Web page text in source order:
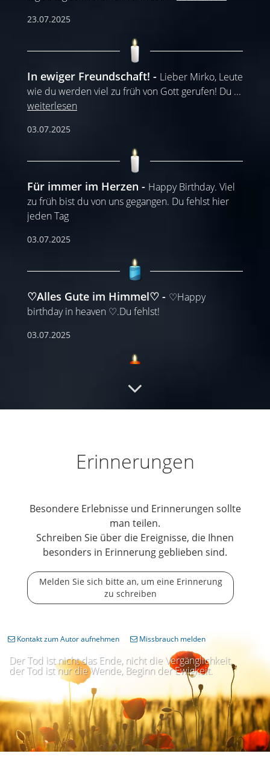
23.07.2025
In ewiger Freundschaft!
Lieber Mirko, Leute
wie du werden viel zu früh von Gott gerufen! Du ...
weiterlesen
03.07.2025
Für immer im Herzen
Happy Birthday. Viel
zu früh bist du von uns gegangen. Du fehlst hier
jeden Tag
03.07.2025
♡Alles Gute im Himmel♡
♡Happy
birthday in heaven ♡.Du fehlst!
03.07.2025
Papa ich liebe dich über
alles und vermisse dich jeder tag ohne dich ist...
Unvergessen!
Ein ganz lieber Kerl musste viel
zu früh gehen! Du wirst mir sehr fehlen.
13.05.2025
Erinnerungen
Besondere Erlebnisse und Erinnerungen sollte
man teilen.
Schreiben Sie über die Ereignisse, die Ihnen
besonders in Erinnerung geblieben sind.
Melden Sie sich bitte an, um eine Erinnerung
zu schreiben
Der Tod ist nicht das Ende, nicht die Vergänglichkeit,
der Tod ist nur die Wende, Beginn der Ewigkeit.
Kontakt zum Autor aufnehmen Missbrauch melden